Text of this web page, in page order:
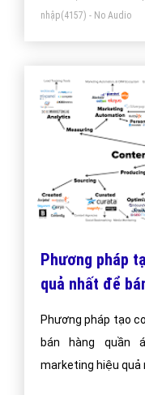
nhập(4157) - No Audio
Phương pháp
quả nhất để
Phương pháp tạo
bán hàng quần
marketing hiệu quả